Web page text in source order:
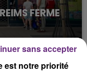
FERME
ville
contraint de
est notre priorité
sans accepter